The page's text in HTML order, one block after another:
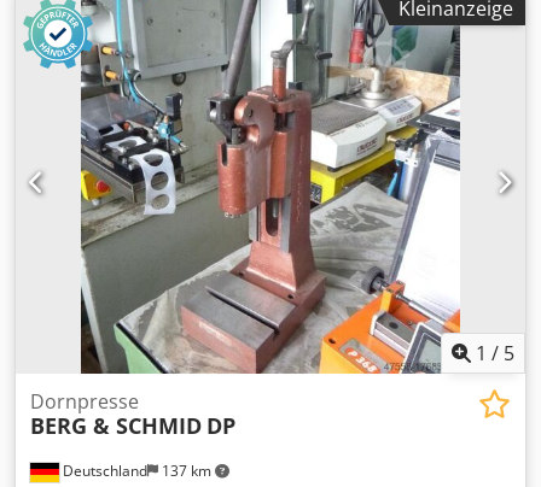
180Hübe/min, Tischfläche X/Y: 560mm/400mm,
Stößelfläche X/Y: 355mm/220mm, Stößelverstellung:
50mm, maximale Einbauhöhe: 320mm. Maschinengewicht:
ca. 2150kg. Besichtigung nach Absprache möglich.
Cjdpfxszrzp Us Afieha
Kleinanzeige
1 / 5
Deutschland 137 km
Dornpresse
BERG & SCHMID DP